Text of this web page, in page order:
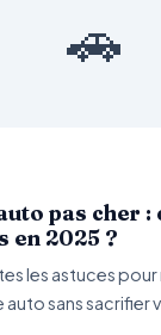
🚗
pas cher :
en 2025 ?
les astuces
sans sacrifier